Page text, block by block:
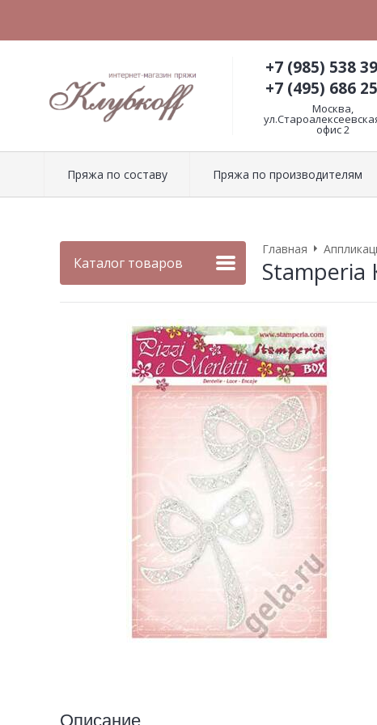
+7 (985) 538
+7 (495) 686
Москва,
офис 2
Пряжа по составу Пряжа по производителям
Каталог товаров
Главная
Описание